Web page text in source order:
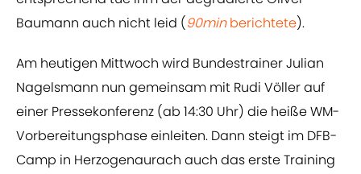
Baumann auch nicht leid (90minberichtete).
Am heutigen Mittwoch wird Bundestrainer Julian
Nagelsmann nun gemeinsam mit Rudi Völler auf
einer Pressekonferenz (ab 14:30 Uhr) die heiße WM-
Vorbereitungsphase einleiten. Dann steigt im DFB-
Camp in Herzogenaurach auch das erste Training